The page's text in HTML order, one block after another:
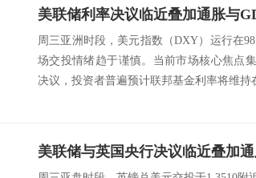
周三亚洲时段，美元指数（DXY）运行在
场交投情绪趋于谨慎。当前市场核心焦点
决议，投资者普遍预计联邦基金利率将维持